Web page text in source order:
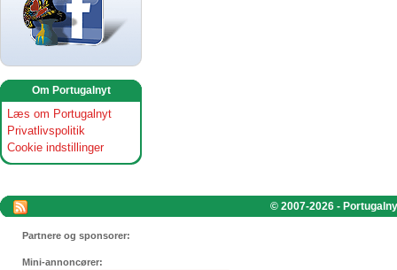
Om Portugalnyt
Læs om Portugalnyt
Privatlivspolitik
Cookie indstillinger
© 2007-2026 -
Partnere og sponsorer:
Mini-annoncører: